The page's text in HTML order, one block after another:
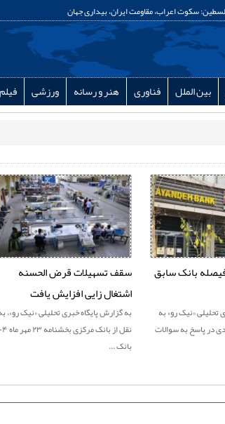
سکوت اعراب، مقاومت ایران، بیداری جهان
بین الملل فناوری هنر و رسانه ورزشی
بانک سابق
تحليلی «نيک رو» به
در پاسخ به سوالات
سقف تسهیلات قرض الحسنه
اشتغال زایی افزایش یافت
به گزارش پايگاه خبری تحليلی «نيک رو»،
نقل از بانک
بانک ...
از تهدید تا تردید؛ وقتی
اقتدار ایران محاسبات